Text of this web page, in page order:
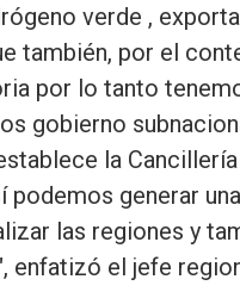
verde ,
también, por el
por lo tanto
gobierno
la
generar
las regiones y
enfatizó el jefe